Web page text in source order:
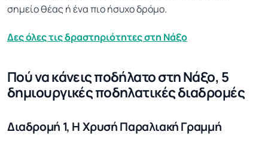
σημείο θέας ή ένα πιο ήσυχο δρόμο.
Δες όλες τις δραστηριότητες στη Νάξο
Πού να κάνεις ποδήλατο στη Νάξο, 5
δημιουργικές ποδηλατικές διαδρομές
Διαδρομή 1, Η Χρυσή Παραλιακή Γραμμή